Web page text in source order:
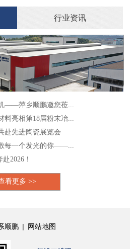
行业资讯
——萍乡顺鹏邀您莅...
料亮相第18届粉末冶...
赴先进陶瓷展览会
每一个发光的你——...
2026！
看更多 >>
顺鹏 | 网站地图